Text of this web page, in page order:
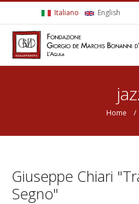
Italiano English
Home /
Giuseppe Chiari
Segno"